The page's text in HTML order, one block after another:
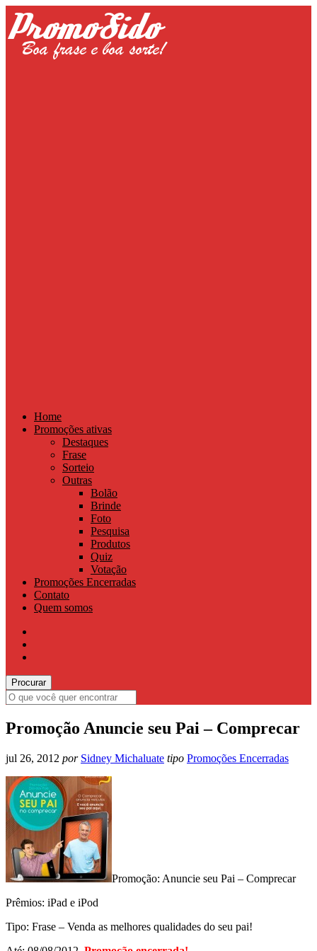
Home
Promoções ativas
Destaques
Frase
Sorteio
Outras
Bolão
Brinde
Foto
Pesquisa
Produtos
Quiz
Votação
Promoções Encerradas
Contato
Quem somos
Promoção Anuncie seu Pai – Comprecar
jul 26, 2012 por Sidney Michaluate tipo Promoções Encerradas
Promoção: Anuncie seu Pai – Comprecar
Prêmios: iPad e iPod
Tipo: Frase – Venda as melhores qualidades do seu pai!